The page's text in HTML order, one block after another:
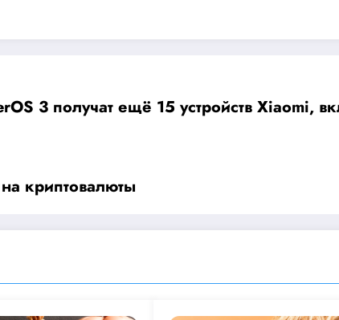
3 получат ещё 15 устройств Xiaomi,
криптовалюты